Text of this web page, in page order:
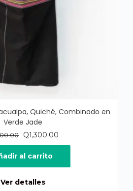
Quiché, Combinado en
Verde Jade
El
precio
original
era:
Q1,300.00
precio
es:
al carrito
Ver detalles